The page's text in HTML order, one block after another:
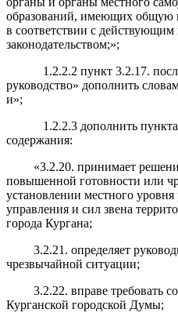
образований, имеющих общую
в соответствии с действующим
законодательством;»;
1.2.2.2 пункт 3.2.17.
руководство» дополнить
и»;
1.2.2.3 дополнить
содержания:
«3.2.20. принимает
повышенной готовности или
установлении местного уровня
управления и сил звена
города Кургана;
3.2.21. определяет
чрезвычайной ситуации;
3.2.22. вправе требовать
Курганской городской Думы;